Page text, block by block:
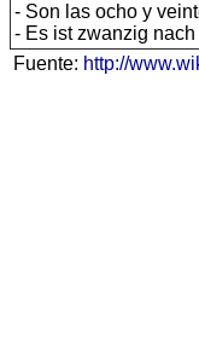
- Son las ocho y
- Es ist zwanzig
Fuente: http://